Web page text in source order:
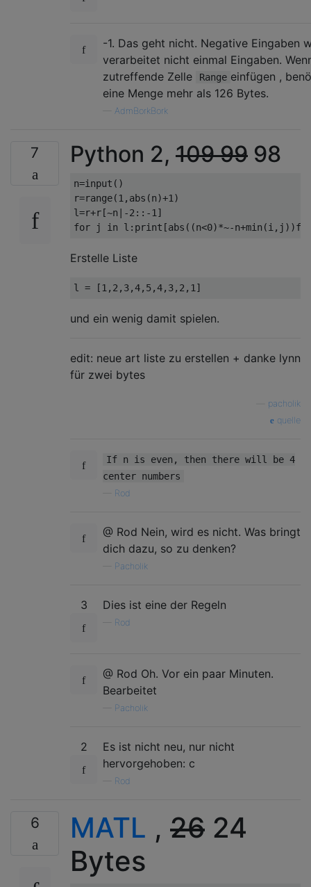
-1. Das geht nicht. Negative Eingaben
verarbeitet nicht einmal Eingaben.
zutreffende Zelle
Range einfügen ,
eine Menge mehr als 126 Bytes.
AdmBorkBork
7 Python 2, 10999 98
n=input ()
r=range(1 , abs (n)+1 )
l=r+r [~n |-2 ::-1 ]
for j in l : print [abs ((n<0)*~-n+min (i , j ))
Erstelle Liste
l = [1 , 2 , 3,4, 5,4, 3, 2 , 1 ]
und ein wenig damit spielen.
edit: neue art liste zu erstellen + danke lynn
für zwei bytes
pacholik
quelle
If n is even, then there will be 4
center numbers
Rod
@ Rod Nein, wird es nicht. Was bringt
dich dazu, so zu denken?
Pacholik
3 Dies ist eine der Regeln
Rod
@ Rod Oh. Vor ein paar Minuten.
Bearbeitet
Pacholik
2
Es ist nicht neu, nur nicht
hervorgehoben: c
Rod
6 MATL , 26 24
Bytes